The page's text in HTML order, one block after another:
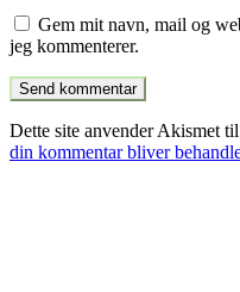
Gem mit navn, mail og
jeg kommenterer.
Dette site anvender Akismet
din kommentar bliver